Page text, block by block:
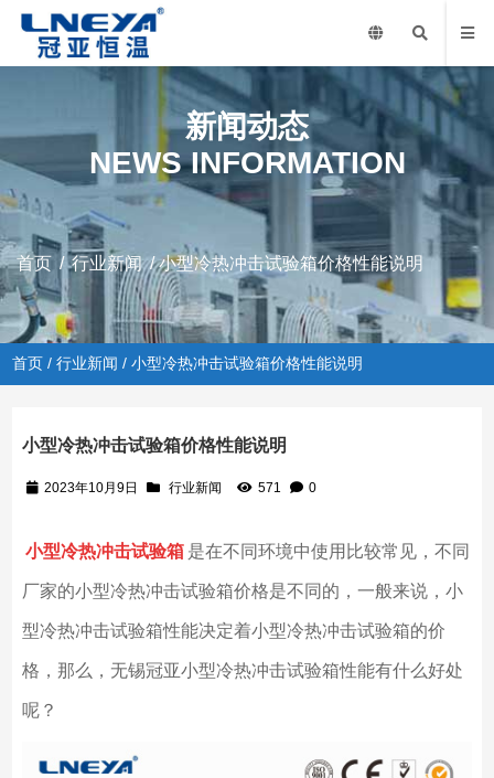
新闻动态
NEWS INFORMATION
首页 /行业新闻/ 小型冷热冲击试验箱价格性能说明
首页 /行业新闻 / 小型冷热冲击试验箱价格性能说明
小型冷热冲击试验箱价格性能说明
2023年10月9日 行业新闻 571 0
小型冷热冲击试验箱 是在不同环境中使用比较常见，不同
厂家的小型冷热冲击试验箱价格是不同的，一般来说，小
型冷热冲击试验箱性能决定着小型冷热冲击试验箱的价
格，那么，无锡冠亚小型冷热冲击试验箱性能有什么好处
呢？